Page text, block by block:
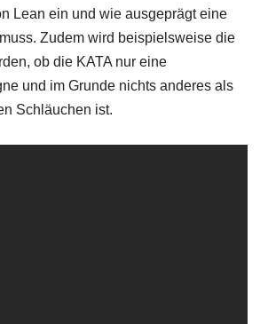
Lean ein und wie ausgeprägt eine
Zudem wird beispielsweise die
ob die KATA nur eine
und im Grunde nichts anderes als
Schläuchen ist.